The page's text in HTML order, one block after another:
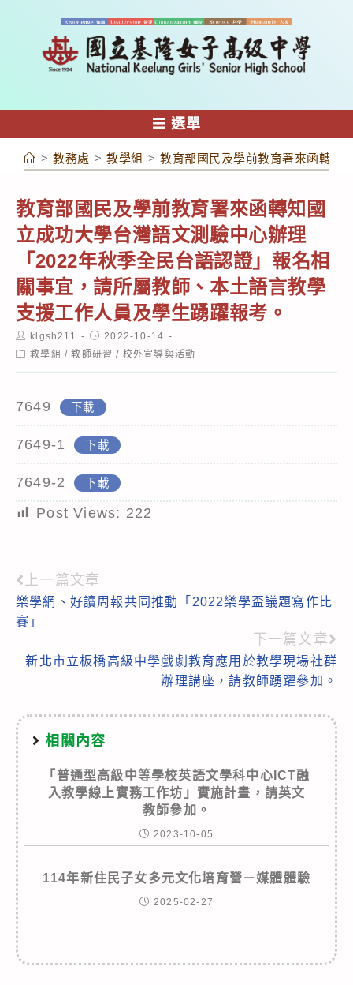
容
選單
> 教務處 > 教學組 > 教育部國民及學前教育署來函轉知
教育部國民及學前教育署來函轉知國
立成功大學台灣語文測驗中心辦理
「2022年秋季全民台語認證」報名相
關事宜，請所屬教師、本土語言教學
支援工作人員及學生踴躍報考。
Post
author:
klgsh211
Post
published:
2022-10-14
Post教學組 / 教師研習 / 校外宣導與活動
7649 下載
7649-1 下載
7649-2 下載
Post Views: 222
Read
more
上一篇文章
樂學網、好讀周報共同推動「2022樂學盃議題寫作比
賽」
下一篇文章
新北市立板橋高級中學戲劇教育應用於教學現場社群
辦理講座，請教師踴躍參加。
相關內容
「普通型高級中等學校英語文學科中心ICT融
入教學線上實務工作坊」實施計畫，請英文
教師參加。
2023-10-05
114年新住民子女多元文化培育營－媒體體驗
2025-02-27